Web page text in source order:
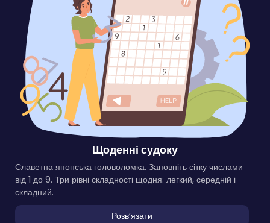
Щоденні судоку
Славетна японська головоломка. Заповніть сітку числами
від 1 до 9. Три рівні складності щодня: легкий, середній і
складний.
Розвʼязати